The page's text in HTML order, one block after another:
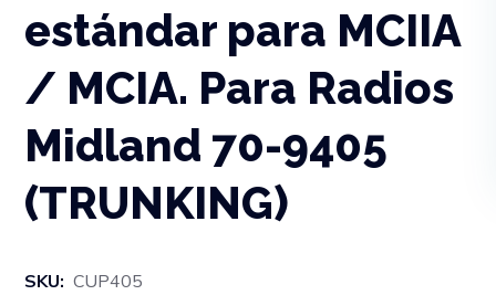
estándar para MCIIA
/ MCIA. Para Radios
Midland 70-9405
(TRUNKING)
SKU: CUP405